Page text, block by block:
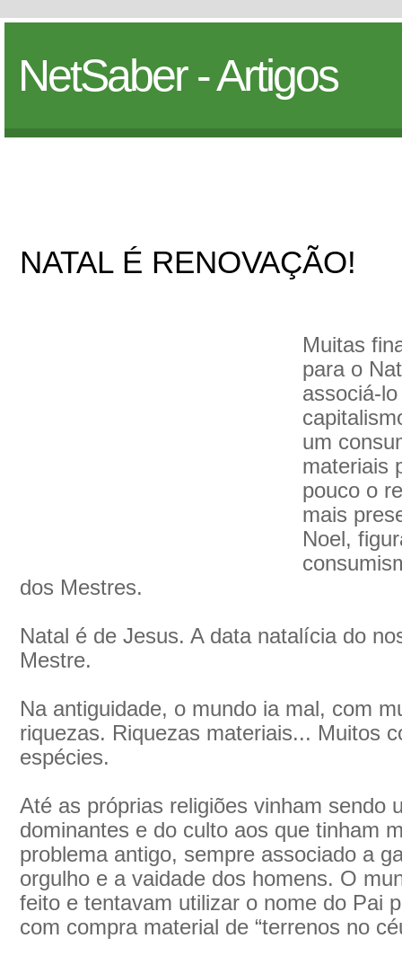
NetSaber - Artigos
NATAL É RENOVAÇÃO!
Muitas
para o
associá-
um
materiais
pouco o
mais
Noel,
dos Mestres.
Natal é de Jesus. A data natalícia do
Mestre.
Na antiguidade, o mundo ia mal, com
riquezas. Riquezas materiais... Muitos
espécies.
Até as próprias religiões vinham sendo
dominantes e do culto aos que tinham
problema antigo, sempre associado a
orgulho e a vaidade dos homens. O
feito e tentavam utilizar o nome do Pai
com compra material de “terrenos no